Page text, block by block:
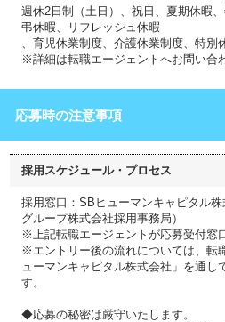
週休2日制（土日）、祝日、夏期休暇
弔休暇、リフレッシュ休暇
、育児休業制度、介護休業制度、特別
※詳細は転職エージェントへお問い合
応募時の注意事項
採用スケジュール・プロセス
採用窓口：SBヒューマンキャピタル
グループ株式会社採用事務局）
※上記転職エージェントが応募受付窓
※エントリー後の流れについては、転
ューマンキャピタル株式会社」を通し
す。
◆応募の秘密は厳守いたします。